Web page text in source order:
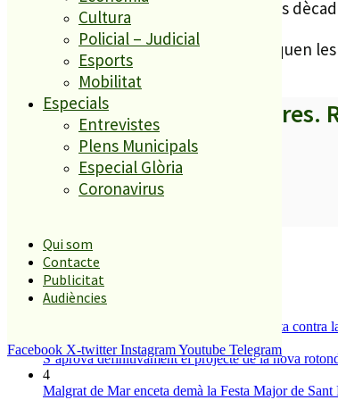
Cultura
Policial – Judicial
Esports
Mobilitat
Especials
Entrevistes
Plens Municipals
Especial Glòria
Coronavirus
Qui som
Contacte
Publicitat
Audiències
Facebook X-twitter InstagramYoutube Telegram
amb música i ambient de l’època de les
Entre d’altres activitats, també destaquen
A partir d’ara no et perdis
És tendència ara
1
ESPORTS CAP DE SETMANA
Els veïns de Palafolls refermen la seva lluita contra
S’aprova definitivament el projecte de la nova
4
Malgrat de Mar enceta demà la Festa Major de